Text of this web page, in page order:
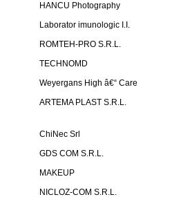
HANCU Photography
Laborator imunologic I.I.
ROMTEH-PRO S.R.L.
TECHNOMD
Weyergans High â€“ Care
ARTEMA PLAST S.R.L.
ChiNec Srl
GDS COM S.R.L.
MAKEUP
NICLOZ-COM S.R.L.